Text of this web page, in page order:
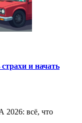
и начать